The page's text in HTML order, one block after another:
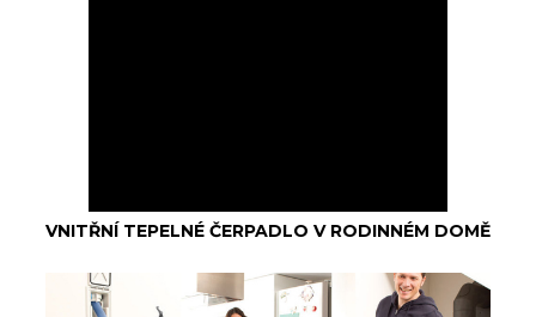
VNITŘNÍ TEPELNÉ ČERPADLO V RODINNÉM DOMĚ